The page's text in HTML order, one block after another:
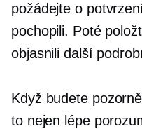
požádejte o
pochopili. Poté
objasnili další
Když budete
to nejen lépe